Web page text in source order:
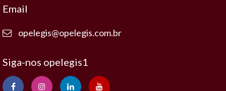
Email
opelegis@opelegis.com.br
Siga-nos opelegis1